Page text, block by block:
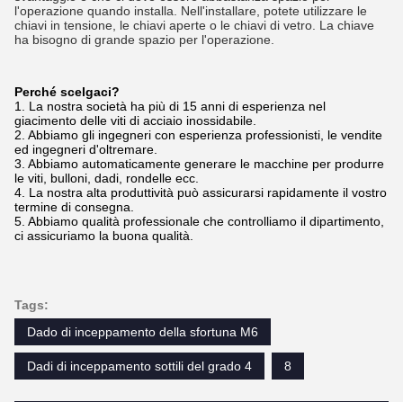
l'operazione quando installa. Nell'installare, potete utilizzare le
chiavi in tensione, le chiavi aperte o le chiavi di vetro. La chiave
ha bisogno di grande spazio per l'operazione.
Perché scelgaci?
1. La nostra società ha più di 15 anni di esperienza nel
giacimento delle viti di acciaio inossidabile.
2. Abbiamo gli ingegneri con esperienza professionisti, le vendite
ed ingegneri d'oltremare.
3. Abbiamo automaticamente generare le macchine per produrre
le viti, bulloni, dadi, rondelle ecc.
4. La nostra alta produttività può assicurarsi rapidamente il vostro
termine di consegna.
5. Abbiamo qualità professionale che controlliamo il dipartimento,
ci assicuriamo la buona qualità.
Tags:
Dado di inceppamento della sfortuna M6
Dadi di inceppamento sottili del grado 4 8